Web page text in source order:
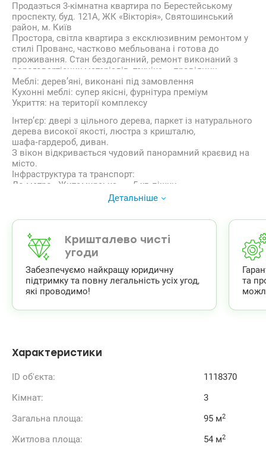
Продаэться 3-кімнатна квартира по Берестейському
проспекту, буд. 121А, ЖК «Вікторія», Святошинський
район, м. Київ
Простора, світла квартира з ексклюзивним ремонтом у
стилі Прованс, частково мебльована і готова до
проживання. Стан бездоганний, ремонт виконаний з
дороговартісних матеріалів, техніка – провідних
виробників.
Технічні характеристики:
Загальна площа: 94,5 м²
Будинок: монолітно-каркасний, цегла, утеплювач, 2010
рік
Кількість кімнат: 3 – 17,8 м², 16,2 м², 20,2 м²
Кухня: окрема 12 м², з технікою Smeg, стіл з
натурального дерева
Санвузли: два, з сантехнікою Villeroy&Boch
Меблі: дерев’яні, виконані під замовлення
Кухонні меблі: супер якісні, фурнітура преміум
Укриття: на території комплексу
Інтер’єр: двері з цільного дерева, паркет із натурального
дерева високої якості, люстра з кришталю,
шафа‑гардероб, диван.
З вікон відкривається чудовий панорамний краєвид на
місто.
Інфраструктура та транспорт:
До метро «Житомирська» — 5 хв пішки
Кілька зупинок до автостанції «Дачна», зручний виїзд
До центру міста на авто — 15–20 хвилин
Поруч магазини Varus, Novus, парки, озеро, пляж, річка
Освіта: школи, університети, дитячі садочки
Безпека та комфорт комплексу: система охорони,
консьєрж
Додатково: купівля за програмами обговорюється
окремо
Запрошуємо на перегляд!
Ця квартира — не просто житло, а втілення якості,
дизайну й комфорту, яке чекає на нового власника.
Тел.: (068) 321‑81‑83 Світлана
Детальніше
Кришталево чисті
угоди
Забезпечуємо найкращу юридичну
підтримку та повну легальність усіх угод,
які проводимо!
та
Характеристики
ID об'єкта:
1118370
Кімнат:
3
Загальна площа:
95 м2
Житлова площа: 54 м2